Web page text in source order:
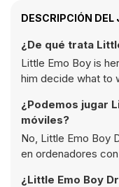
DESCRIPCIÓN DEL
¿De qué trata
Little Emo Boy is
him decide what to
¿Podemos jugar
móviles?
No, Little Emo Boy
en ordenadores
¿Little Emo Boy